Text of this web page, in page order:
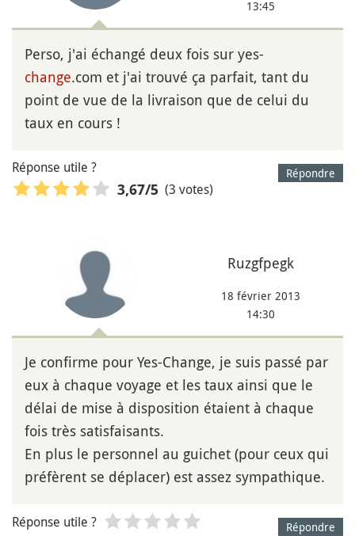
13:45
Perso, j'ai échangé deux fois sur yes-
change.com et j'ai trouvé ça parfait, tant du
point de vue de la livraison que de celui du
taux en cours !
Répondre
Réponse utile ?
3,67/5 (3 votes)
Ruzgfpegk
18 février 2013
14:30
Je confirme pour Yes-Change, je suis passé par
eux à chaque voyage et les taux ainsi que le
délai de mise à disposition étaient à chaque
fois très satisfaisants.
En plus le personnel au guichet (pour ceux qui
préfèrent se déplacer) est assez sympathique.
Répondre
Réponse utile ?